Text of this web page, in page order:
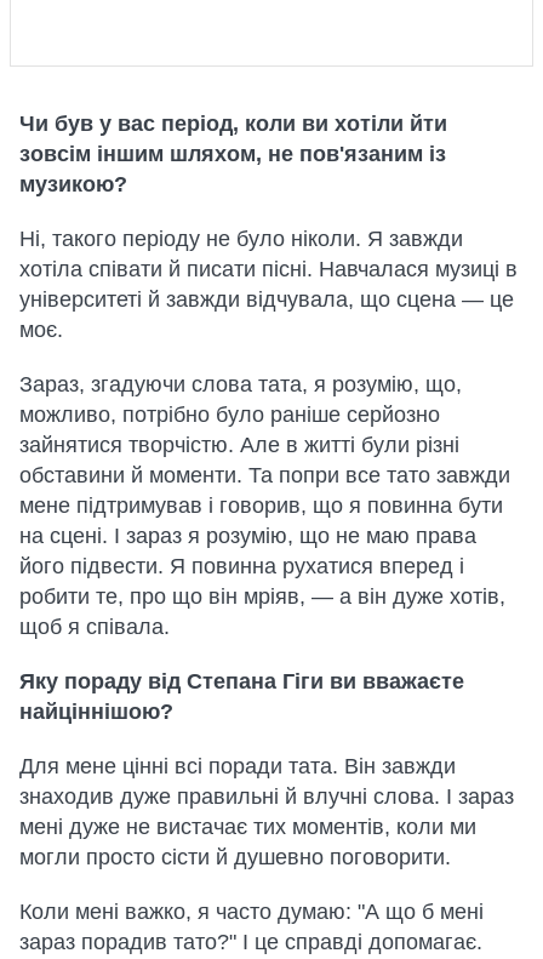
Чи був у вас період, коли ви хотіли йти
зовсім іншим шляхом, не пов'язаним із
музикою?
Ні, такого періоду не було ніколи. Я завжди
хотіла співати й писати пісні. Навчалася музиці в
університеті й завжди відчувала, що сцена — це
моє.
Зараз, згадуючи слова тата, я розумію, що,
можливо, потрібно було раніше серйозно
зайнятися творчістю. Але в житті були різні
обставини й моменти. Та попри все тато завжди
мене підтримував і говорив, що я повинна бути
на сцені. І зараз я розумію, що не маю права
його підвести. Я повинна рухатися вперед і
робити те, про що він мріяв, — а він дуже хотів,
щоб я співала.
Яку пораду від Степана Гіги ви вважаєте
найціннішою?
Для мене цінні всі поради тата. Він завжди
знаходив дуже правильні й влучні слова. І зараз
мені дуже не вистачає тих моментів, коли ми
могли просто сісти й душевно поговорити.
Коли мені важко, я часто думаю: "А що б мені
зараз порадив тато?" І це справді допомагає.